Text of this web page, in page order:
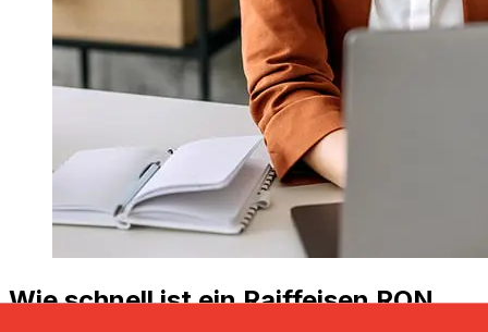
Wie schnell ist ein Raiffeisen RON